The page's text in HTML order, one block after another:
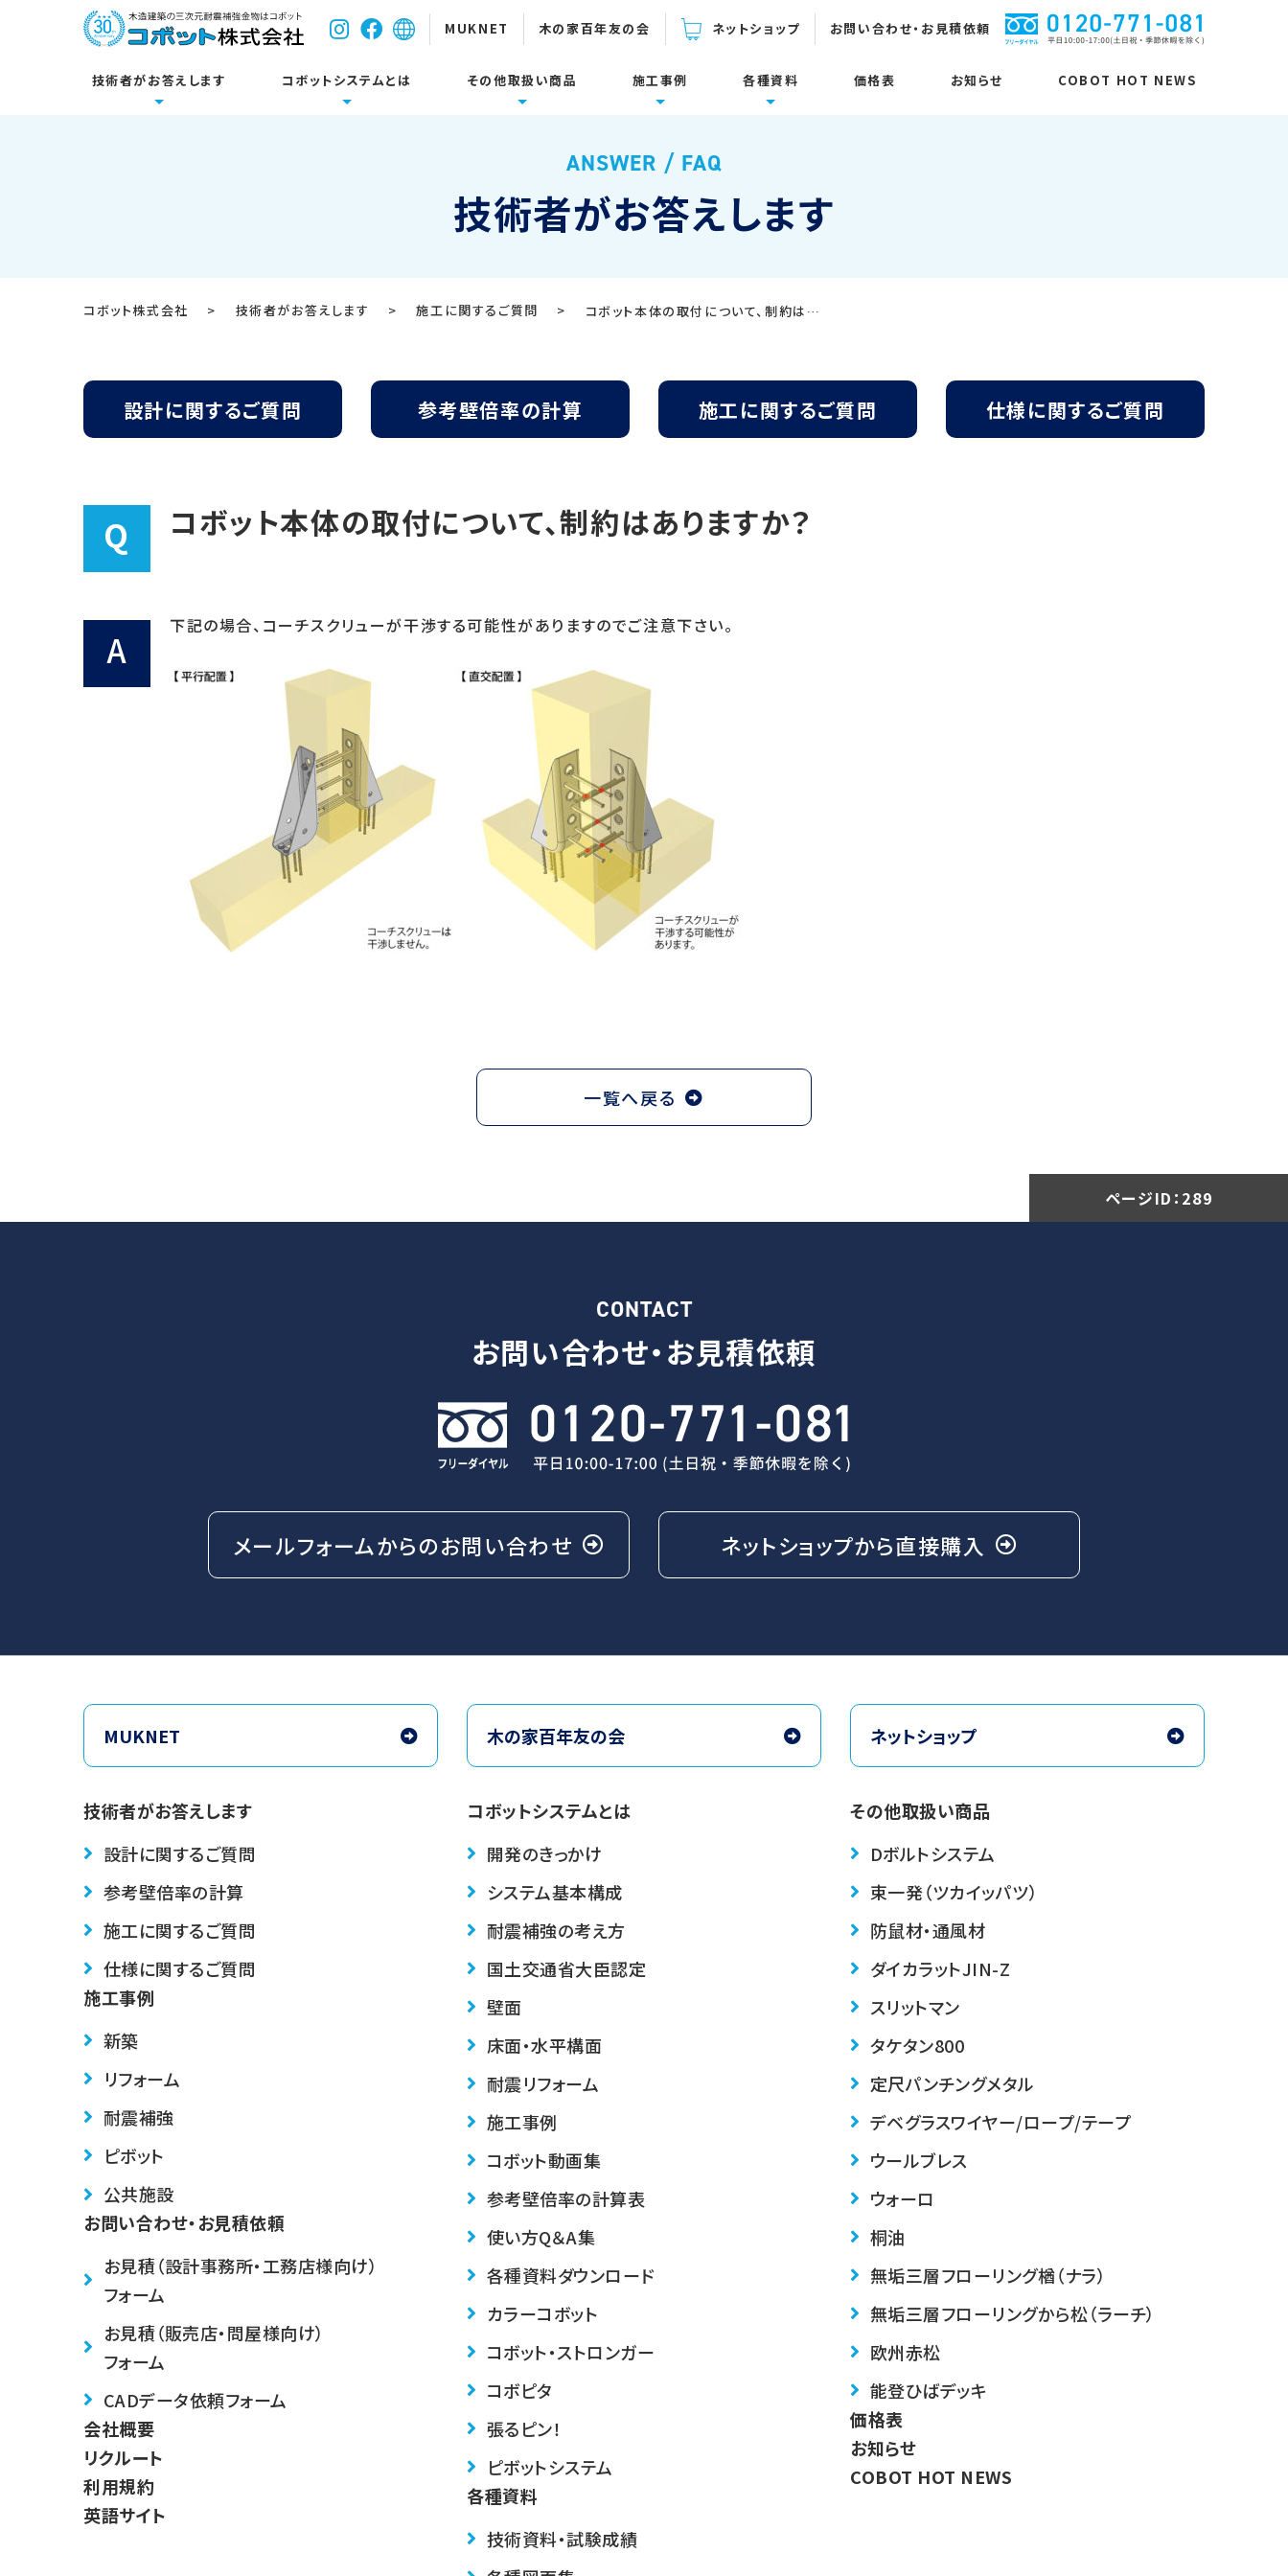
MUKNET 木の家百年友の会 ネットショップ お問い合わせ・お見積依頼
技術者がお答えします
施工に関するご質問
コボットシステムとは
開発のきっかけ システム基本構成
壁面
床面・水平構面
耐震リフォーム
参考資料
使い方Q＆A集
各種資料ダウンロード
ピボットシステム
その他取扱い商品
ウォーロ 能登ひばデッキ
施工事例
耐震補強
各種資料
製品カタログ・取扱説明書
価格表 お知らせ COBOT HOT NEWS
ANSWER / FAQ
技術者がお答えします
コボット株式会社 > 技術者がお答えします > 施工に関するご質問 > コボット本体の取付について、制約はありますか？
設計に関するご質問 参考壁倍率の計算 施工に関するご質問 仕様に関するご質問
Q コボット本体の取付について、制約はありますか？
A
下記の場合、コーチスクリューが干渉する可能性がありますのでご注意下さい。
一覧へ戻る
ページID： 289
CONTACT
お問い合わせ・お見積依頼
メールフォームからのお問い合わせ ネットショップから直接購入
MUKNET 木の家百年友の会 ネットショップ
技術者がお答えします
設計に関するご質問
参考壁倍率の計算
施工に関するご質問
仕様に関するご質問
施工事例
新築
リフォーム
耐震補強
ピボット
公共施設
お問い合わせ・お見積依頼
お見積（設計事務所・工務店様向け）
フォーム
お見積（販売店・問屋様向け）
フォーム
CADデータ依頼フォーム
会社概要
リクルート
利用規約
英語サイト
コボットシステムとは
開発のきっかけ
システム基本構成
耐震補強の考え方
国土交通省大臣認定
壁面
床面・水平構面
耐震リフォーム
施工事例
コボット動画集
参考壁倍率の計算表
使い方Q＆A集
各種資料ダウンロード
カラーコボット
コボット・ストロンガー
コボピタ
張るピン！
ピボットシステム
各種資料
技術資料・試験成績
その他取扱い商品
Dボルトシステム
束一発（ツカイッパツ）
防鼠材・通風材
ダイカラットJIN-Z
スリットマン
タケタン800
定尺パンチングメタル
デベグラスワイヤー/ロープ/テープ
ウールブレス
ウォーロ
桐油
無垢三層フローリング楢（ナラ）
無垢三層フローリングから松（ラーチ）
欧州赤松
能登ひばデッキ
価格表
お知らせ
COBOT HOT NEWS